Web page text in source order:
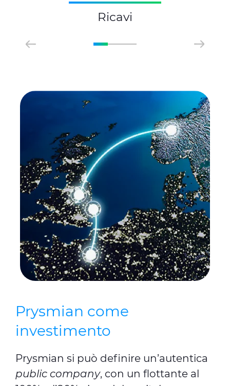
Ricavi
Prysmian come
investimento
Prysmian si può definire un’autentica
public company, con un flottante al